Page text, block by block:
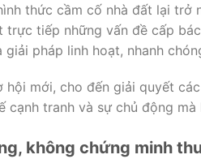
thức cầm cố nhà đất lại trở
tiếp những vấn đề cấp
pháp linh hoạt, nhanh
mới, cho đến giải quyết
cạnh tranh và sự chủ động
không chứng minh